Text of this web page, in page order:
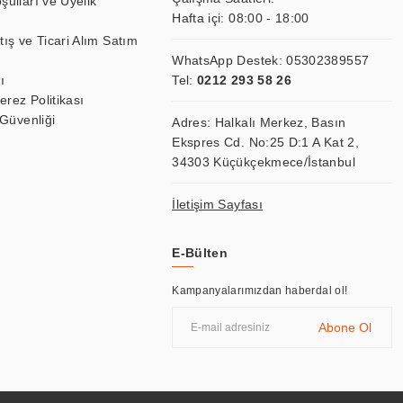
ve Ticari Alım Satım
Politikası
Hafta içi: 08:00 - 18:00
WhatsApp Destek:05302389557
Tel: 0212 293 58 26
Adres: Halkalı Merkez, Basın
Ekspres Cd. No:25 D:1 A Kat 2,
34303 Küçükçekmece/İstanbul
İletişim Sayfası
E-Bülten
Kampanyalarımızdan haberdal ol!
Abone Ol